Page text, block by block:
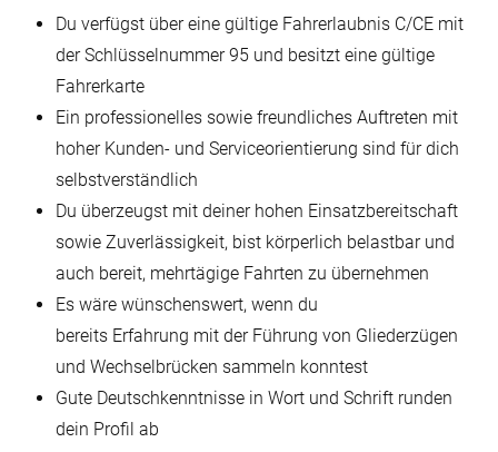
Du verfügst über eine gültige Fahrerlaubnis C/CE mit
der Schlüsselnummer 95 und besitzt eine gültige
Fahrerkarte
Ein professionelles sowie freundliches Auftreten mit
hoher Kunden- und Serviceorientierung sind für dich
selbstverständlich
Du überzeugst mit deiner hohen Einsatzbereitschaft
sowie Zuverlässigkeit, bist körperlich belastbar und
auch bereit, mehrtägige Fahrten zu übernehmen
Es wäre wünschenswert, wenn du
bereits Erfahrung mit der Führung von Gliederzügen
und Wechselbrücken sammeln konntest
Gute Deutschkenntnisse in Wort und Schrift runden
dein Profil ab